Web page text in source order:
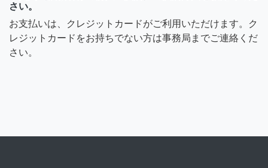
さい。
お支払いは、クレジットカードがご利用いただけます。ク
レジットカードをお持ちでない方は事務局までご連絡くだ
さい。